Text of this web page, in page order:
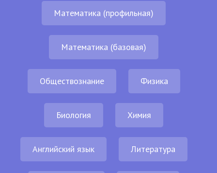
Математика (профильная)
Математика (базовая)
Обществознание Физика
Биология Химия
Английский язык Литература